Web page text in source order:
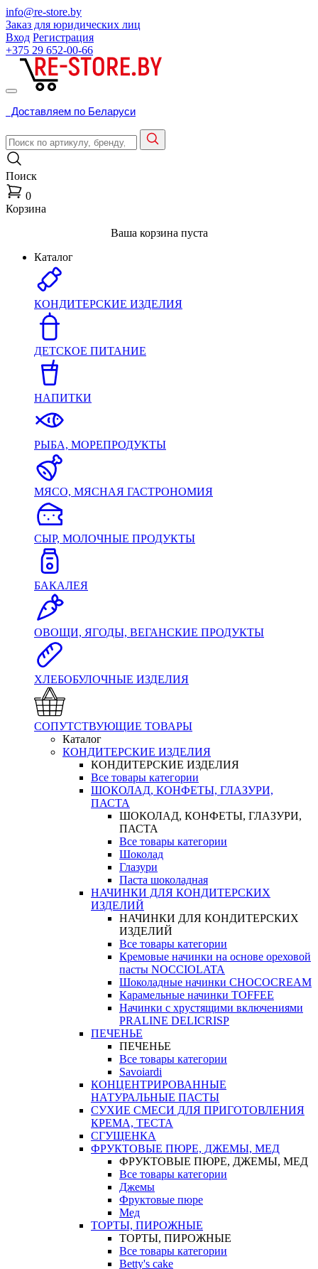
info@re-store.by
Заказ для юридических лиц
Вход Регистрация
+375 29 652-00-66
Доставляем по Беларуси
Поиск
0
Корзина
Ваша корзина пуста
Каталог
КОНДИТЕРСКИЕ ИЗДЕЛИЯ
ДЕТСКОЕ ПИТАНИЕ
НАПИТКИ
РЫБА, МОРЕПРОДУКТЫ
МЯСО, МЯСНАЯ ГАСТРОНОМИЯ
СЫР, МОЛОЧНЫЕ ПРОДУКТЫ
БАКАЛЕЯ
ОВОЩИ, ЯГОДЫ, ВЕГАНСКИЕ ПРОДУКТЫ
ХЛЕБОБУЛОЧНЫЕ ИЗДЕЛИЯ
СОПУТСТВУЮЩИЕ ТОВАРЫ
Каталог
КОНДИТЕРСКИЕ ИЗДЕЛИЯ
КОНДИТЕРСКИЕ ИЗДЕЛИЯ
Все товары категории
ШОКОЛАД, КОНФЕТЫ, ГЛАЗУРИ,
ПАСТА
ШОКОЛАД, КОНФЕТЫ, ГЛАЗУРИ,
ПАСТА
Все товары категории
Шоколад
Глазури
Паста шоколадная
НАЧИНКИ ДЛЯ КОНДИТЕРСКИХ
ИЗДЕЛИЙ
НАЧИНКИ ДЛЯ КОНДИТЕРСКИХ
ИЗДЕЛИЙ
Все товары категории
Кремовые начинки на основе ореховой
пасты NOCCIOLATA
Шоколадные начинки CHOCOCREAM
Карамельные начинки TOFFEE
Начинки с хрустящими включениями
PRALINE DELICRISP
ПЕЧЕНЬЕ
ПЕЧЕНЬЕ
Все товары категории
Savoiardi
КОНЦЕНТРИРОВАННЫЕ
НАТУРАЛЬНЫЕ ПАСТЫ
СУХИЕ СМЕСИ ДЛЯ ПРИГОТОВЛЕНИЯ
КРЕМА, ТЕСТА
СГУЩЕНКА
ФРУКТОВЫЕ ПЮРЕ, ДЖЕМЫ, МЕД
ФРУКТОВЫЕ ПЮРЕ, ДЖЕМЫ, МЕД
Все товары категории
Джемы
Фруктовые пюре
Мед
ТОРТЫ, ПИРОЖНЫЕ
ТОРТЫ, ПИРОЖНЫЕ
Все товары категории
Betty's cake